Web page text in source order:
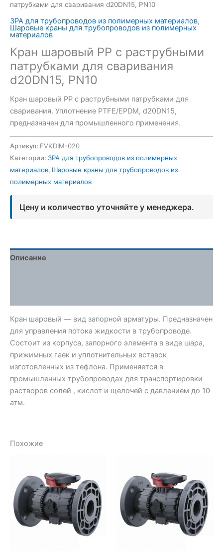
патрубками для сваривания d20DN15, PN10
ЗРА для трубопроводов из полимерных материалов,
Шаровые краны для трубопроводов из полимерных
материалов
Кран шаровый PP c раструбными
патрубками для сваривания
d20DN15, PN10
Кран шаровый PP с раструбными патрубками для
сваривания. Уплотнение PTFE/EPDM, d20DN15,
предназначен для промышленного применения.
Артикул: FVKDIM-020
Категории: ЗРА для трубопроводов из полимерных
материалов, Шаровые краны для трубопроводов из
полимерных материалов
Цену и количество уточняйте у менеджера.
Описание
Кран шаровый — вид запорной арматуры. Предназначен
для управления потока жидкости в трубопроводе.
Состоит из корпуса, запорного элемента в виде шара,
прижимных гаек и уплотнительных вставок
изготовленных из тефлона. Применяется в
промышленных трубопроводах для транспортировки
растворов солей , кислот и щелочей с давлением до 10
атм.
Похожие